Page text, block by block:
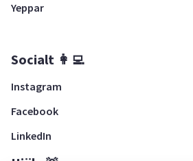
Yeppar
Socialt 👩‍💻
Instagram
Facebook
LinkedIn